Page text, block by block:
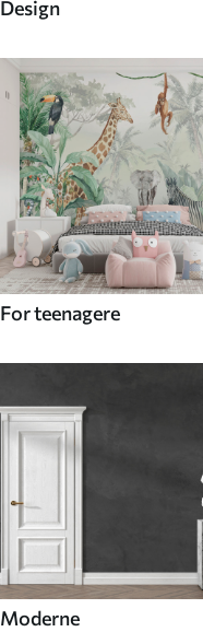
Design
For teenagere
Moderne